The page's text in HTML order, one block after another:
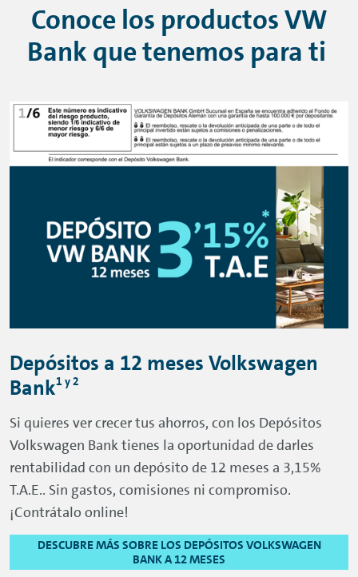
Conoce los productos VW
Bank que tenemos para ti
Depósitos a 12 meses Volkswagen
Bank1 y 2
Si quieres ver crecer tus ahorros, con los Depósitos
Volkswagen Bank tienes la oportunidad de darles
rentabilidad con un depósito de 12 meses a 3,15%
T.A.E.. Sin gastos, comisiones ni compromiso.
¡Contrátalo online!
DESCUBRE MÁS SOBRE LOS DEPÓSITOS VOLKSWAGEN
BANK A 12 MESES